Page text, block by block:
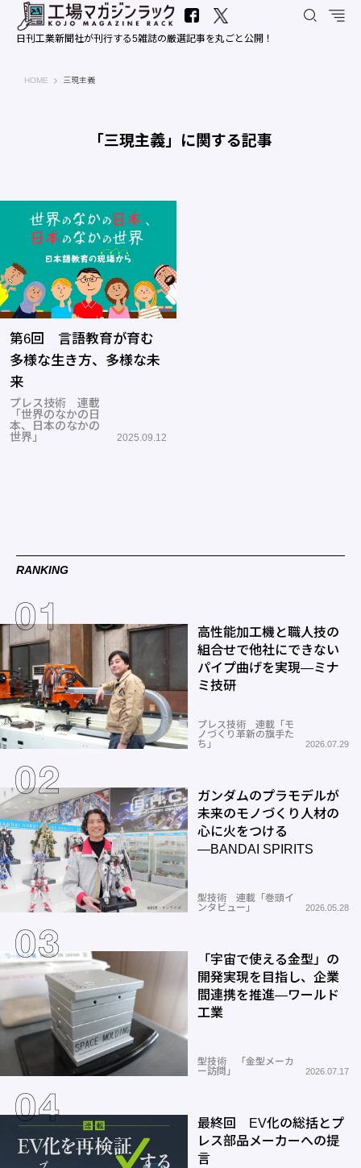
日刊工業新聞社が刊行する5雑誌の厳選記事を丸ごと公開！
HOME 工場マガジンラック｜日刊工業新聞社
三現主義
「三現主義」に関する記事
第6回 言語教育が育む
多様な生き方、多様な未
来
プレス技術 連載
「世界のなかの日
本、日本のなかの
世界」
2025.09.12
RANKING
高性能加工機と職人技の
組合せで他社にできない
パイプ曲げを実現―ミナ
ミ技研
プレス技術 連載「モ
ノづくり革新の旗手た
ち」
2026.07.29
ガンダムのプラモデルが
未来のモノづくり人材の
心に火をつける
―BANDAI SPIRITS
型技術 連載「巻頭イ
ンタビュー」
2026.05.28
「宇宙で使える金型」の
開発実現を目指し、企業
間連携を推進―ワールド
工業
型技術 「金型メーカ
ー訪問」
2026.07.17
最終回 EV化の総括とプ
レス部品メーカーへの提
言